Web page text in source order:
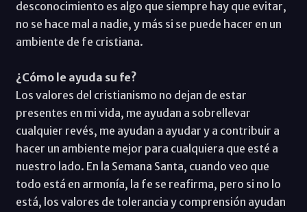
desconocimiento es algo que siempre hay que evitar,
no se hace mal a nadie, y más si se puede hacer en un
ambiente de fe cristiana.
¿Cómo le ayuda su fe?
Los valores del cristianismo no dejan de estar
presentes en mi vida, me ayudan a sobrellevar
cualquier revés, me ayudan a ayudar y a contribuir a
hacer un ambiente mejor para cualquiera que esté a
nuestro lado. En la Semana Santa, cuando veo que
todo está en armonía, la fe se reafirma, pero si no lo
está, los valores de tolerancia y comprensión ayudan